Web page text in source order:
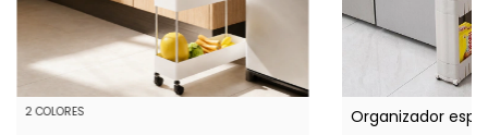
2 COLORES Organizador